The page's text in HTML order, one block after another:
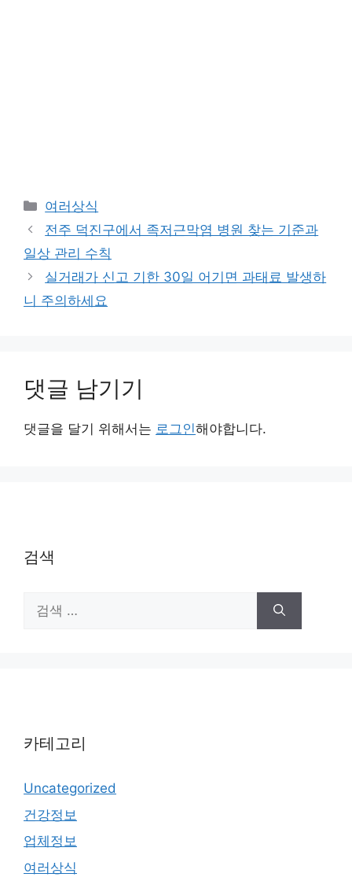
카
테
리
여러상식
전주 덕진구에서 족저근막염 병원 찾는 기준과
일상 관리 수칙
실거래가 신고 기한 30일 어기면 과태료 발생하
니 주의하세요
댓글 남기기
댓글을 달기 위해서는 로그인해야합니다.
검색
색:
카테고리
Uncategorized
건강정보
업체정보
여러상식